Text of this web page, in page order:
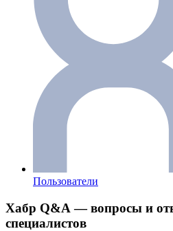
Пользователи
Хабр Q&A — вопросы и
специалистов